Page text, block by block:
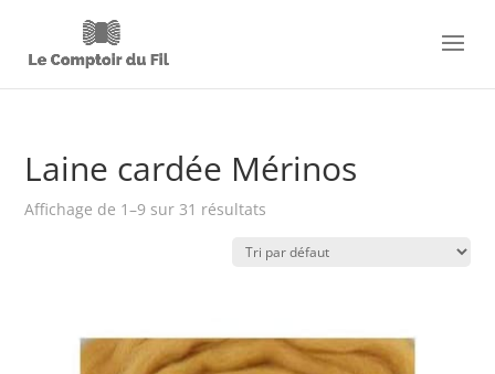
Laine cardée Mérinos
Affichage de 1–9 sur 31 résultats